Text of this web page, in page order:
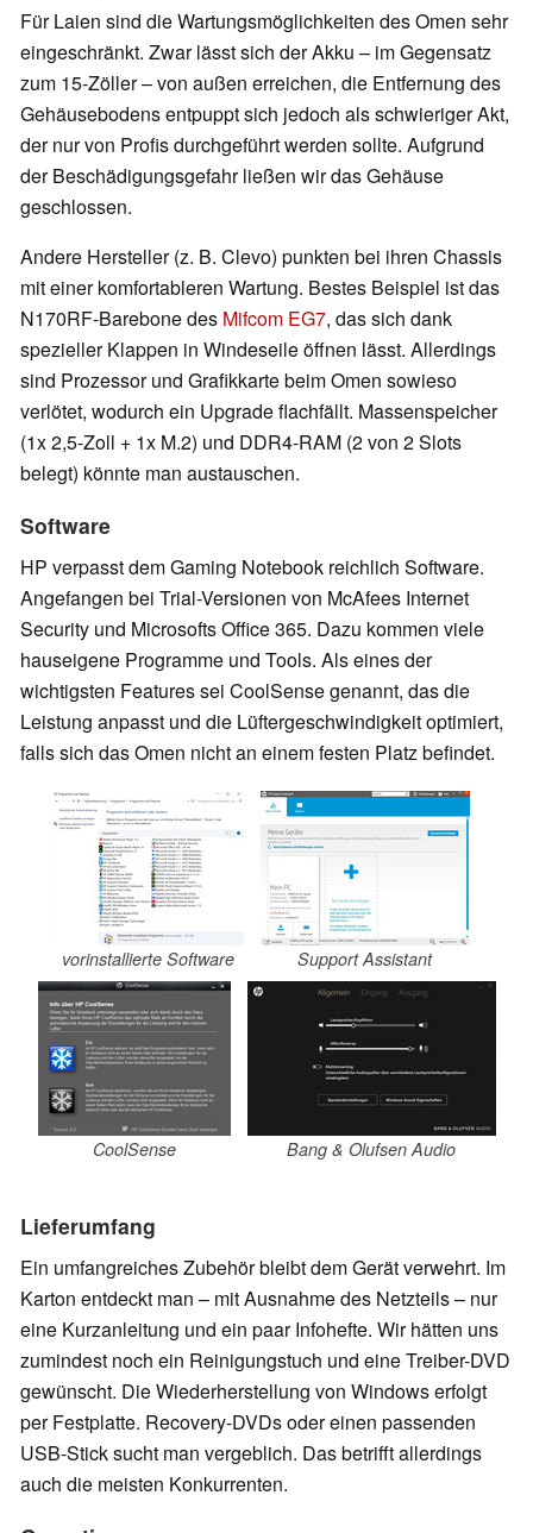
Für Laien sind die Wartungsmöglichkeiten des Omen sehr
eingeschränkt. Zwar lässt sich der Akku – im Gegensatz
zum 15-Zöller – von außen erreichen, die Entfernung des
Gehäusebodens entpuppt sich jedoch als schwieriger Akt,
der nur von Profis durchgeführt werden sollte. Aufgrund
der Beschädigungsgefahr ließen wir das Gehäuse
geschlossen.
Andere Hersteller (z. B. Clevo) punkten bei ihren Chassis
mit einer komfortableren Wartung. Bestes Beispiel ist das
N170RF-Barebone des Mifcom EG7, das sich dank
spezieller Klappen in Windeseile öffnen lässt. Allerdings
sind Prozessor und Grafikkarte beim Omen sowieso
verlötet, wodurch ein Upgrade flachfällt. Massenspeicher
(1x 2,5-Zoll + 1x M.2) und DDR4-RAM (2 von 2 Slots
belegt) könnte man austauschen.
Software
HP verpasst dem Gaming Notebook reichlich Software.
Angefangen bei Trial-Versionen von McAfees Internet
Security und Microsofts Office 365. Dazu kommen viele
hauseigene Programme und Tools. Als eines der
wichtigsten Features sei CoolSense genannt, das die
Leistung anpasst und die Lüftergeschwindigkeit optimiert,
falls sich das Omen nicht an einem festen Platz befindet.
vorinstallierte Software Support Assistant
CoolSense Bang & Olufsen Audio
Lieferumfang
Ein umfangreiches Zubehör bleibt dem Gerät verwehrt. Im
Karton entdeckt man – mit Ausnahme des Netzteils – nur
eine Kurzanleitung und ein paar Infohefte. Wir hätten uns
zumindest noch ein Reinigungstuch und eine Treiber-DVD
gewünscht. Die Wiederherstellung von Windows erfolgt
per Festplatte. Recovery-DVDs oder einen passenden
USB-Stick sucht man vergeblich. Das betrifft allerdings
auch die meisten Konkurrenten.